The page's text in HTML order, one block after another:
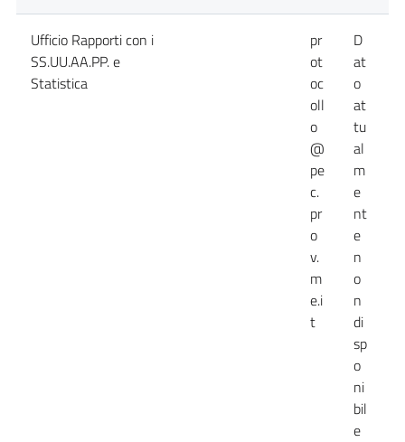
Ufficio Rapporti con i
SS.UU.AA.PP. e
Statistica
pr
ot
oc
oll
o
@
pe
c.
pr
o
v.
m
e.i
t
D
at
o
at
tu
al
m
e
nt
e
n
o
n
di
sp
o
ni
bil
e